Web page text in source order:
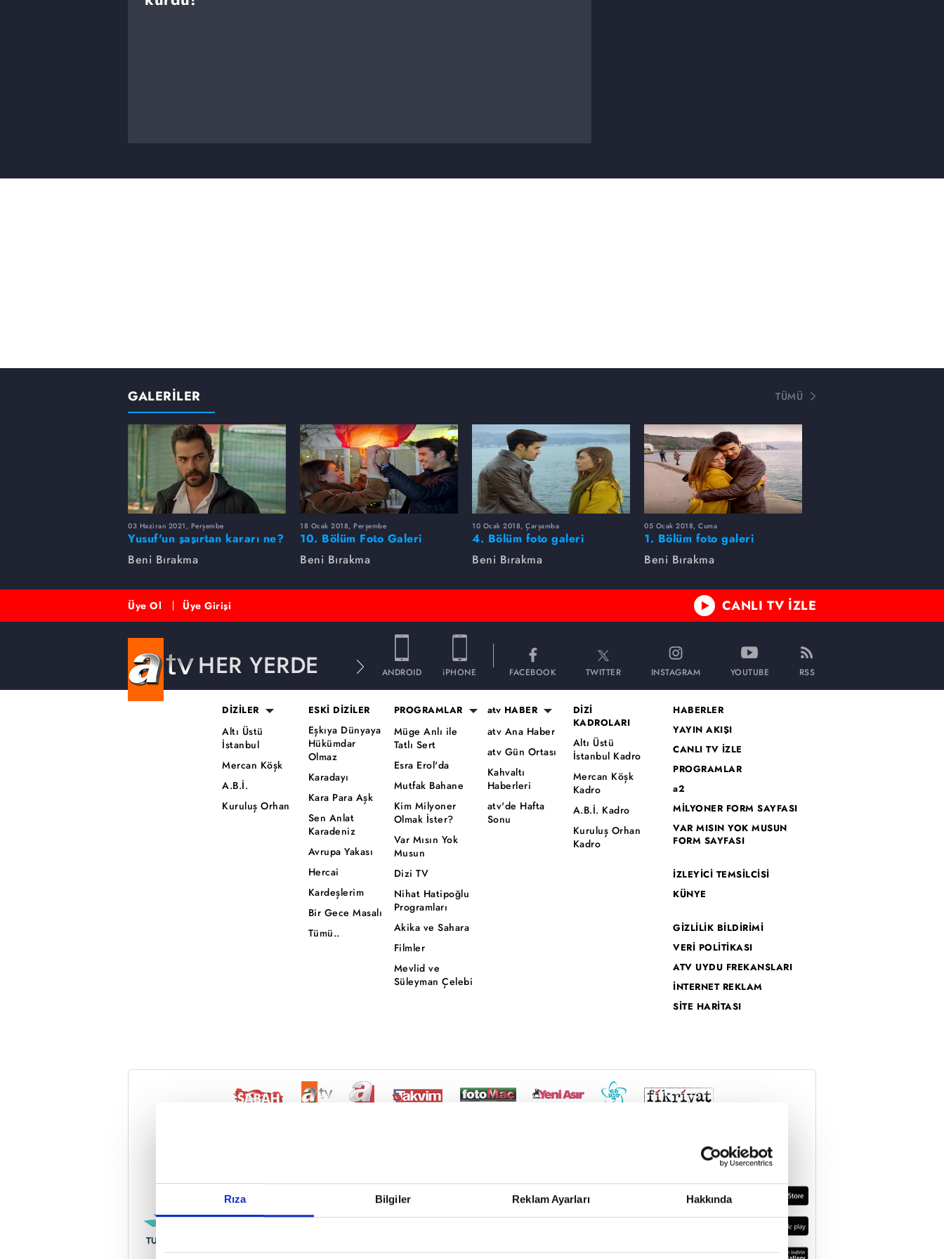
Rıza Bilgiler Reklam Ayarları Hakkında
Reddet
GALERİLER TÜMÜ
03 Haziran 2021, Perşembe
Yusuf'un şaşırtan kararı ne?
Beni Bırakma
18 Ocak 2018, Perşembe
10. Bölüm Foto Galeri
Beni Bırakma
10 Ocak 2018, Çarşamba
4. Bölüm foto galeri
Beni Bırakma
05 Ocak 2018, Cuma
1. Bölüm foto galeri
Beni Bırakma
Üye Ol Üye Girişi CANLI TV İZLE
HER YERDE ANDROID iPHONE FACEBOOK TWITTER INSTAGRAM YOUTUBE RSS
DİZİLER
Altı Üstü
İstanbul
Mercan Köşk
A.B.İ.
Kuruluş Orhan
ESKİ DİZİLER
Eşkıya Dünyaya
Hükümdar
Olmaz
Karadayı
Kara Para Aşk
Sen Anlat
Karadeniz
Avrupa Yakası
Hercai
Kardeşlerim
Bir Gece Masalı
Tümü..
PROGRAMLAR
Müge Anlı ile
Tatlı Sert
Esra Erol'da
Mutfak Bahane
Kim Milyoner
Olmak İster?
Var Mısın Yok
Musun
Dizi TV
Nihat Hatipoğlu
Programları
Akika ve Sahara
Filmler
Mevlid ve
Süleyman Çelebi
atv HABER
atv Ana Haber
atv Gün Ortası
Kahvaltı
Haberleri
atv'de Hafta
Sonu
DİZİ
KADROLARI
Altı Üstü
İstanbul Kadro
Mercan Köşk
Kadro
A.B.İ. Kadro
Kuruluş Orhan
Kadro
HABERLER
YAYIN AKIŞI
CANLI TV İZLE
PROGRAMLAR
a2
MİLYONER FORM SAYFASI
VAR MISIN YOK MUSUN
FORM SAYFASI
İZLEYİCİ TEMSİLCİSİ
KÜNYE
GİZLİLİK BİLDİRİMİ
VERİ POLİTİKASI
ATV UYDU FREKANSLARI
İNTERNET REKLAM
SİTE HARİTASI